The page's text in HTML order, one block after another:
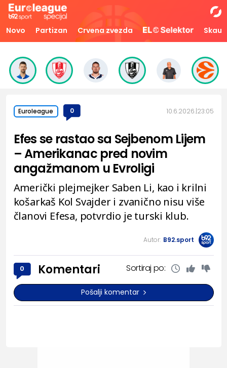
Novo Partizan Crvena zvezda Skaut
Euroleague 0 10.6.2026. 23:05
Efes se rastao sa Sejbenom Lijem
– Amerikanac pred novim
angažmanom u Evroligi
Američki plejmejker Saben Li, kao i krilni
košarkaš Kol Svajder i zvanično nisu više
članovi Efesa, potvrdio je turski klub.
Autor: B92.sport
0 Komentari Sortiraj po:
Pošalji komentar